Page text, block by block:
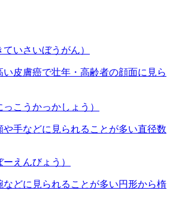
いさいぼうがん）
い皮膚癌で壮年・高齢者の顔面に見ら
こうかっかしょう）
や手などに見られることが多い直径数
えんびょう）
などに見られることが多い円形から楕